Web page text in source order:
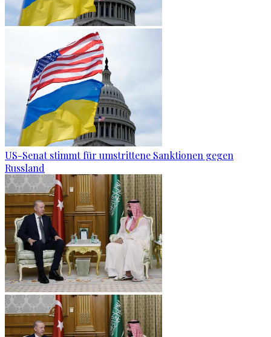
US-Senat stimmt für umstrittene Sanktionen gegen
Russland